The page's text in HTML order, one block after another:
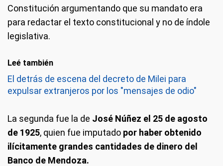
Constitución argumentando que su mandato era
para redactar el texto constitucional y no de índole
legislativa.
Leé también
El detrás de escena del decreto de Milei para
expulsar extranjeros por los "mensajes de odio"
La segunda fue la de José Núñez el 25 de agosto
de 1925, quien fue imputado por haber obtenido
ilícitamente grandes cantidades de dinero del
Banco de Mendoza.